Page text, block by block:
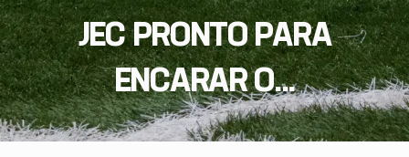
JEC PRONTO PARA
ENCARAR O...